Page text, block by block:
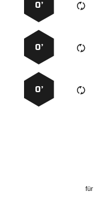
0’
0’
0’
für